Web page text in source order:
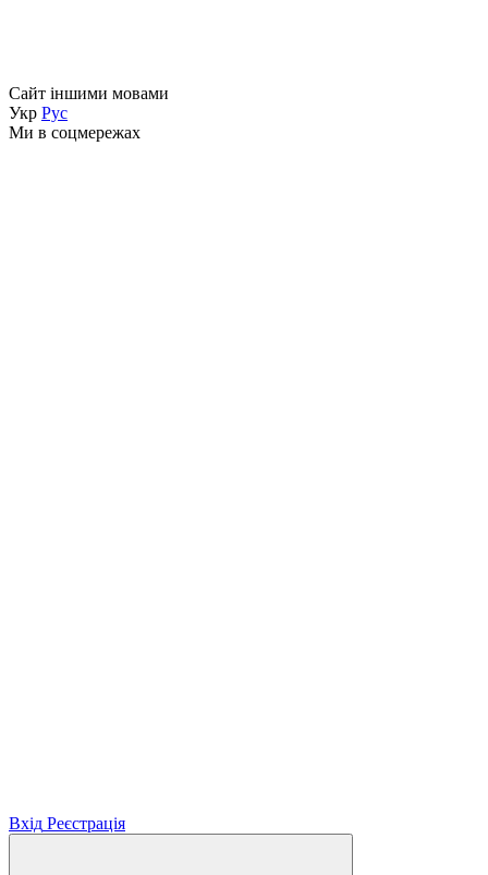
Сайт іншими мовами
Укр Рус
Ми в соцмережах
Вхід Реєстрація